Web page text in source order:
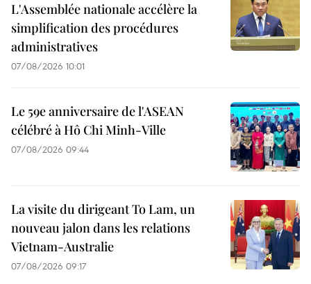
L'Assemblée nationale accélère la
simplification des procédures
administratives
07/08/2026 10:01
Le 59e anniversaire de l'ASEAN
célébré à Hô Chi Minh-Ville
07/08/2026 09:44
La visite du dirigeant To Lam, un
nouveau jalon dans les relations
Vietnam-Australie
07/08/2026 09:17